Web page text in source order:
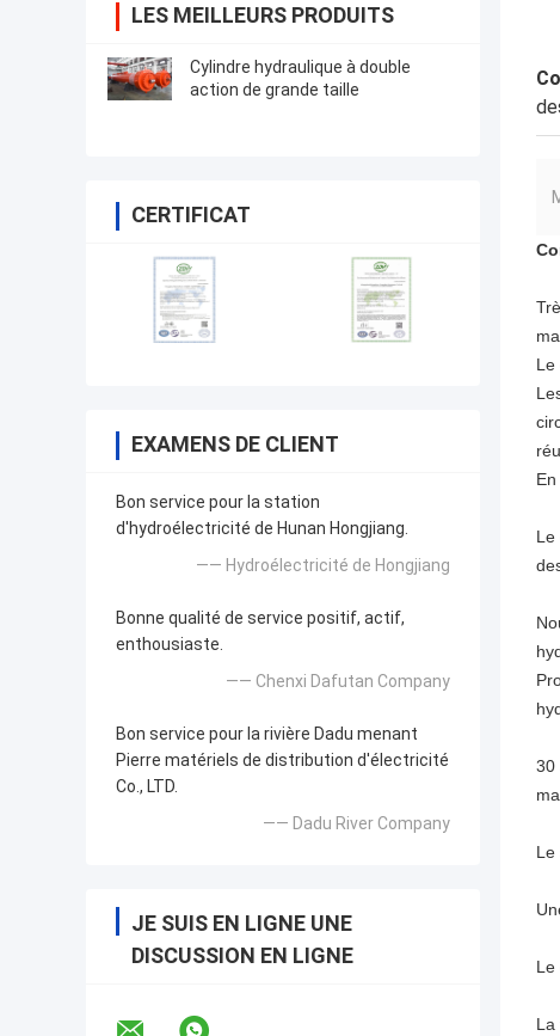
LES MEILLEURS PRODUITS
Cylindre hydraulique à double
action de grande taille
CERTIFICAT
EXAMENS DE CLIENT
Bon service pour la station
d'hydroélectricité de Hunan Hongjiang.
—— Hydroélectricité de Hongjiang
Bonne qualité de service positif, actif,
enthousiaste.
—— Chenxi Dafutan Company
Bon service pour la rivière Dadu menant
Pierre matériels de distribution d'électricité
Co., LTD.
—— Dadu River Company
JE SUIS EN LIGNE UNE
DISCUSSION EN LIGNE
Le
Le
30
Le
Le
La